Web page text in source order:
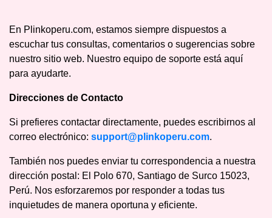
En Plinkoperu.com, estamos siempre dispuestos a
escuchar tus consultas, comentarios o sugerencias sobre
nuestro sitio web. Nuestro equipo de soporte está aquí
para ayudarte.
Direcciones de Contacto
Si prefieres contactar directamente, puedes escribirnos al
correo electrónico: support@plinkoperu.com.
También nos puedes enviar tu correspondencia a nuestra
dirección postal: El Polo 670, Santiago de Surco 15023,
Perú. Nos esforzaremos por responder a todas tus
inquietudes de manera oportuna y eficiente.